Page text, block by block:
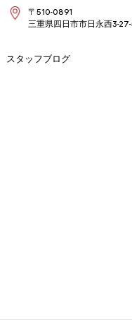
〒510-0891
三重県四日市市日永西3-
スタッフブログ